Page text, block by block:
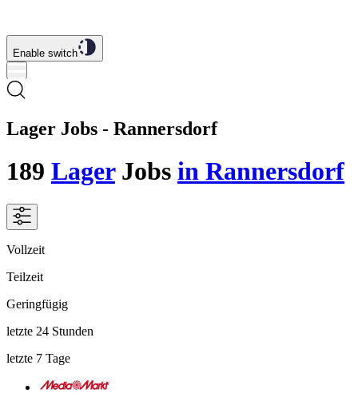
Enable switch
Lager Jobs - Rannersdorf
189 LagerJobs in Rannersdorf
Vollzeit
Teilzeit
Geringfügig
letzte 24 Stunden
letzte 7 Tage